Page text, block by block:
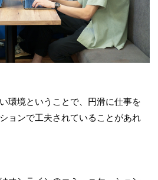
環境ということで、円滑に仕事を
ョンで工夫されていることがあれ